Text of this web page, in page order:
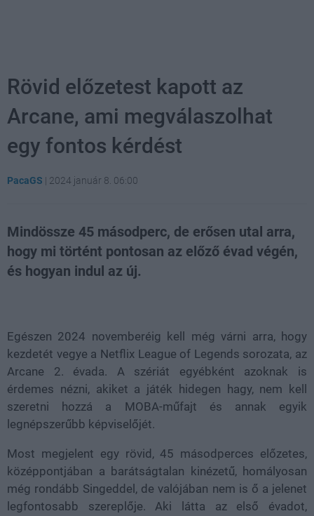
Rövid előzetest kapott az
Arcane, ami megválaszolhat
egy fontos kérdést
PacaGS | 2024 január 8. 06:00
Mindössze 45 másodperc, de erősen utal arra,
hogy mi történt pontosan az előző évad végén,
és hogyan indul az új.
Egészen 2024 novemberéig kell még várni arra, hogy
kezdetét vegye a Netflix League of Legends sorozata, az
Arcane 2. évada. A szériát egyébként azoknak is
érdemes nézni, akiket a játék hidegen hagy, nem kell
szeretni hozzá a MOBA-műfajt és annak egyik
legnépszerűbb képviselőjét.
Most megjelent egy rövid, 45 másodperces előzetes,
középpontjában a barátságtalan kinézetű, homályosan
még rondább Singeddel, de valójában nem is ő a jelenet
legfontosabb szereplője. Aki látta az első évadot,